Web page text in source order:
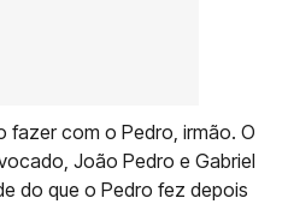
fazer com o Pedro, irmão. O
João Pedro e Gabriel
do que o Pedro fez depois